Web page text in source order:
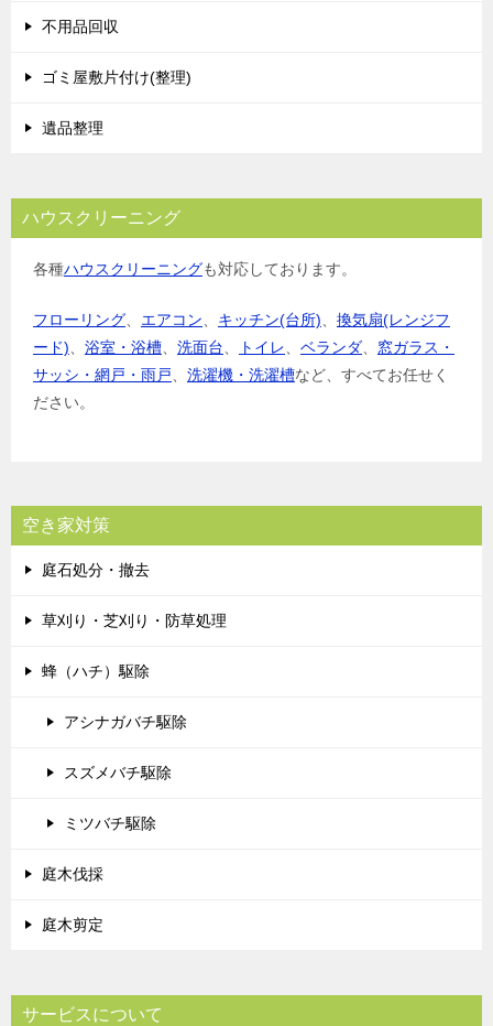
シ 不用品回収
ゴミ屋敷片付け(整理)
遺品整理
ハウスクリーニング
各種ハウスクリーニングも対応しております。
フローリング、 エアコン、 キッチン(台所)、 換気扇(レンジフ
ード)、 浴室・浴槽、 洗面台、 トイレ、 ベランダ、 窓ガラス・
サッシ・網戸・雨戸、 洗濯機・洗濯槽など、すべてお任せく
ださい。
空き家対策
庭石処分・撤去
草刈り・芝刈り・防草処理
蜂（ハチ）駆除
アシナガバチ駆除
スズメバチ駆除
ミツバチ駆除
庭木伐採
庭木剪定
サービスについて